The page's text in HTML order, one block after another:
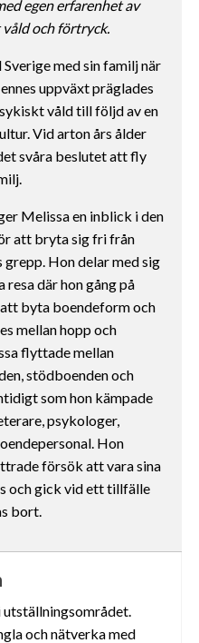
egen erfarenhet av
och förtryck.
med sin familj när
uppväxt präglades
våld till följd av en
Vid arton års ålder
svåra beslutet att fly
Melissa en inblick i den
att bryta sig fri från
grepp. Hon delar med sig
resa där hon gång på
byta boendeform och
mellan hopp och
flyttade mellan
stödboenden och
som hon kämpade
psykologer,
Hon
försök att vara sina
och gick vid ett tillfälle
bort.
utställningsområdet.
och nätverka med